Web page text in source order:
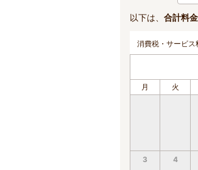
以下は、 合計料金
消費税・サービス
月 火
3 4